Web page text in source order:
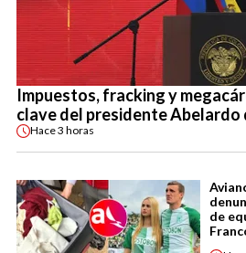
Impuestos, fracking y
clave del presidente Abelardo
Hace3 horas
de